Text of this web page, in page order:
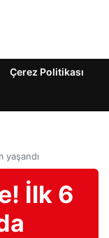
Çerez Politikası
yaşandı
İlk 6